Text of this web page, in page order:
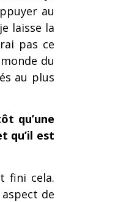
au
laisse la
pas ce
du
au plus
qu’une
qu’il est
fini cela.
de